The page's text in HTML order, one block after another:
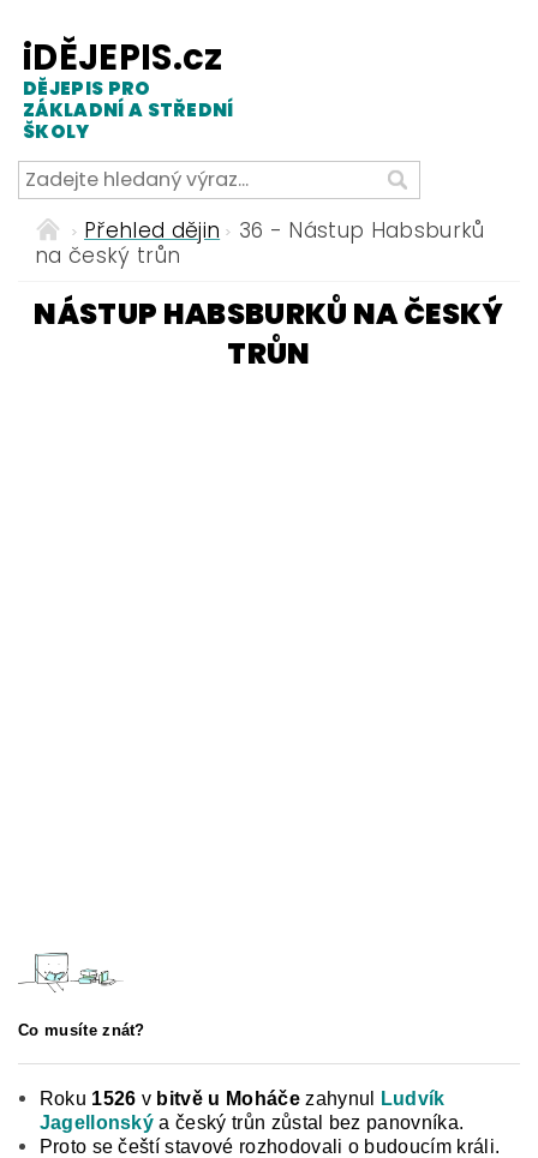
iDĚJEPIS.cz
DĚJEPIS PRO
ZÁKLADNÍ A STŘEDNÍ
ŠKOLY
Přehled dějin
36 - Nástup Habsburků
na český trůn
NÁSTUP HABSBURKŮ NA ČESKÝ
TRŮN
Co musíte znát?
Roku 1526 v bitvě u Moháčezahynul
Ludvík
Jagellonský a český trůn zůstal bez panovníka.
Proto se čeští stavové rozhodovali o budoucím králi.